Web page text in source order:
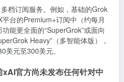
多档订阅服务。例如，基础的Grok
台的Premium+订阅中（约每月
能更全面的“SuperGrok”或面向
Heavy”（多智能体版），
美元至300美元。
官方尚未发布任何针对中